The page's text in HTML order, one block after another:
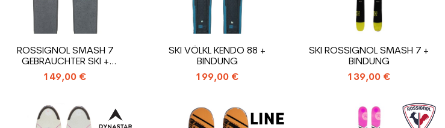
ROSSIGNOL SMASH 7
GEBRAUCHTER SKI +
BINDUNGEN
149,00 €
SKI VÖLKL KENDO 88 +
BINDUNG
199,00 €
SKI ROSSIGNOL SMASH 7 +
BINDUNG
139,00 €